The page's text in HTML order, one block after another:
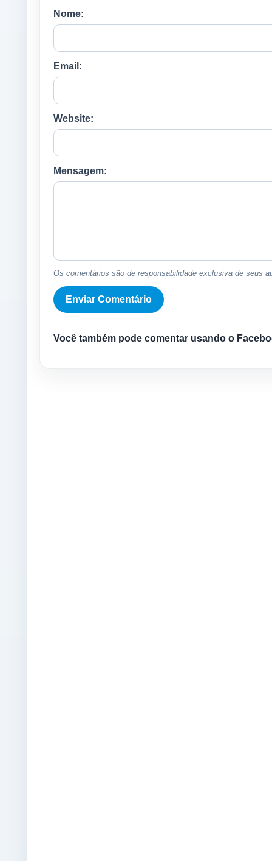
Nome:
Email:
Website:
Mensagem:
Os comentários são de responsabilidade exclusiva de seus
Você também pode comentar usando o